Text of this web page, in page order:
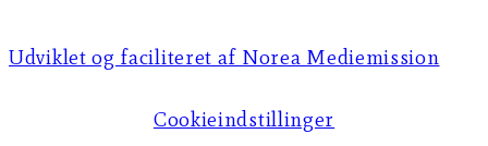
Udviklet og faciliteret af Norea Mediemission​​
Cookieindstillinger